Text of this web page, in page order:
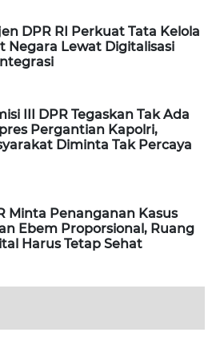
DPR RI Perkuat Tata Kelola
Negara Lewat Digitalisasi
III DPR Tegaskan Tak Ada
Pergantian Kapolri,
Diminta Tak Percaya
Minta Penanganan Kasus
Ebem Proporsional, Ruang
Harus Tetap Sehat